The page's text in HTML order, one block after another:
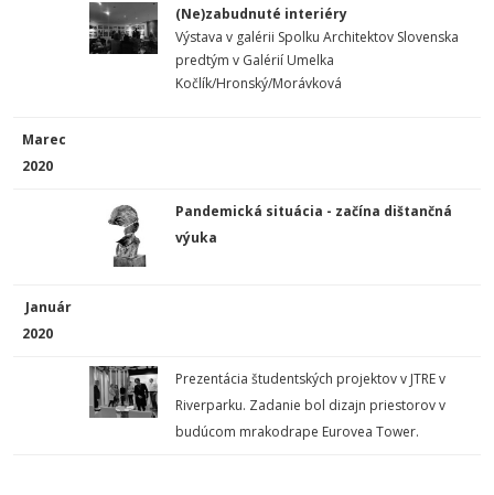
(Ne)zabudnuté interiéry
Výstava v galérii Spolku Architektov Slovenska
predtým v Galérií Umelka
Kočlík/Hronský/Morávková
Marec
2020
Pandemická situácia - začína dištančná
výuka
Január
2020
Prezentácia študentských projektov v JTRE v
Riverparku. Zadanie bol dizajn priestorov v
budúcom mrakodrape Eurovea Tower.